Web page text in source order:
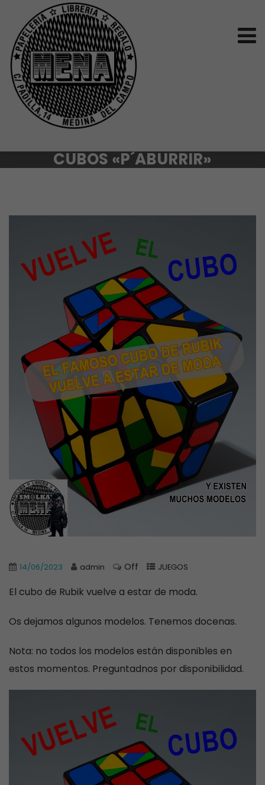
CUBOS «P´ABURRIR»
14/06/2023 admin Off JUEGOS
El cubo de Rubik vuelve a estar de moda.
Os dejamos algunos modelos. Tenemos docenas.
Nota: no todos los modelos están disponibles en
estos momentos. Preguntadnos por disponibilidad.